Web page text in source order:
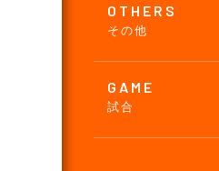
OTHERS
その他
GAME
試合